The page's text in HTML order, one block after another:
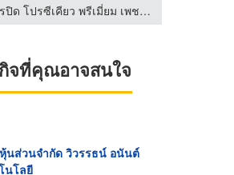
กล้องวงจรปิด โปรซีเคียว พรีเมี่ยม เพชรบูรณ์
จที่คุณอาจสนใจ
นส่วนจำกัด วิวรรธน์ อนันต์
นโลยี